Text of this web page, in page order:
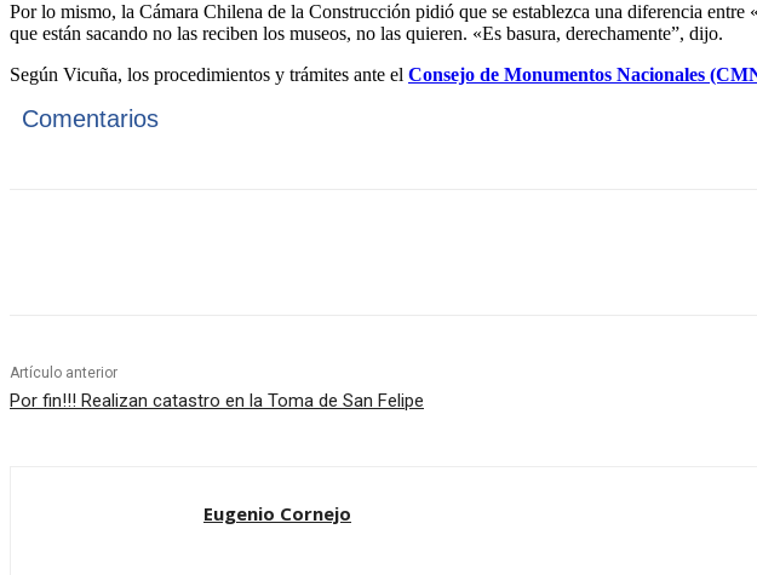
Por lo mismo, la Cámara Chilena de la Construcción pidió que se establezca una diferencia
que están sacando no las reciben los museos, no las quieren. «Es basura, derechamente”, dijo.
Según Vicuña, los procedimientos y trámites ante el Consejo de Monumentos Nacionales
Comentarios
Artículo anterior
Por fin!!! Realizan catastro en la Toma de San Felipe
Eugenio Cornejo